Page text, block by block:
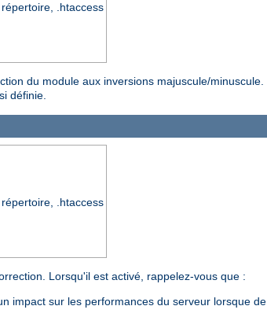
.htaccess
du module aux inversions majuscule/
définie.
.htaccess
Lorsqu'il est activé, rappelez-vous que :
impact sur les performances du serveur lorsque